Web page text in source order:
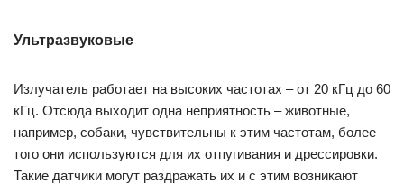
Ультразвуковые
Излучатель работает на высоких частотах – от 20 кГц до 60
кГц. Отсюда выходит одна неприятность – животные,
например, собаки, чувствительны к этим частотам, более
того они используются для их отпугивания и дрессировки.
Такие датчики могут раздражать их и с этим возникают